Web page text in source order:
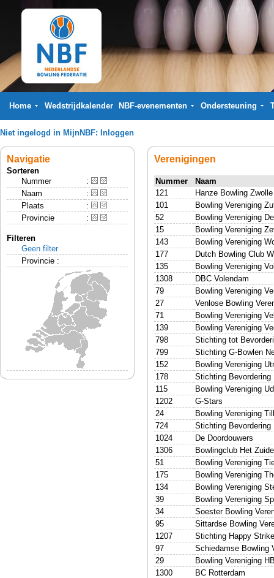
Home Wedstrijdkalender NBF-evenementen Ondersteuning
Niet ingelogd in MijnNBF: Inloggen
Navigatie
Sorteren
Nummer
:
Naam
:
Plaats
:
Provincie
:
Filteren
Geen filter
Provincie :
Verenigingen
Nummer
Naam
121
Hanze Bowling Zwolle
101
Bowling Vereniging
52
Bowling Vereniging
15
Bowling Vereniging
143
Bowling Vereniging
177
Dutch Bowling Club
135
Bowling Vereniging
1308
DBC Volendam
79
Bowling Vereniging
27
Venlose Bowling
71
Bowling Vereniging
139
Bowling Vereniging
798
Stichting tot
799
Stichting G-Bowlen
152
Bowling Vereniging
178
Stichting
115
Bowling Vereniging
1202
G-Stars
24
Bowling Vereniging
724
Stichting Bevordering
1024
De Doordouwers
1306
Bowlingclub Het
51
Bowling Vereniging
175
Bowling Vereniging
134
Bowling Vereniging
39
Bowling Vereniging
34
Soester Bowling
95
Sittardse Bowling
1207
Stichting Happy Strike
97
Schiedamse Bowling
29
Bowling Vereniging
1300
BC Rotterdam